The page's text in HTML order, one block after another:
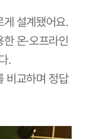
게 설계됐어요.
온·오프라인
.
비교하며 정답